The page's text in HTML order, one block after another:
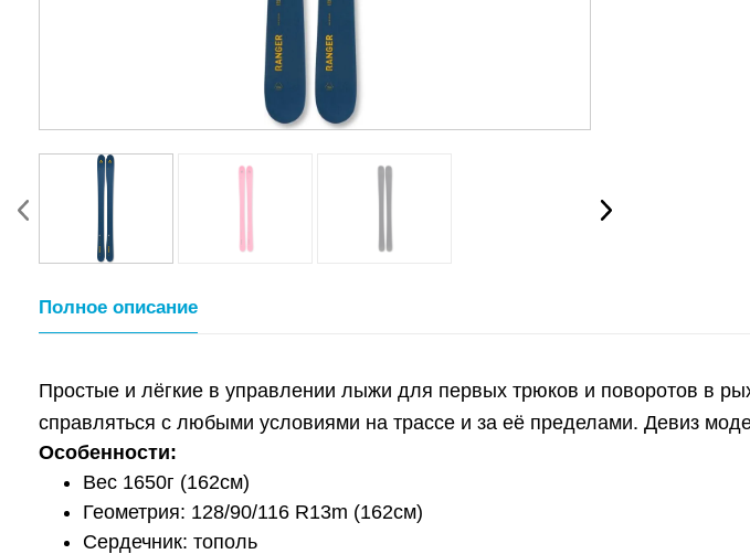
Полное описание
Простые и лёгкие в управлении лыжи для первых трюков и поворотов в
справляться с любыми условиями на трассе и за её пределами. Девиз
Особенности:
Вес 1650г (162см)
Геометрия: 128/90/116 R13m (162см)
Сердечник: тополь